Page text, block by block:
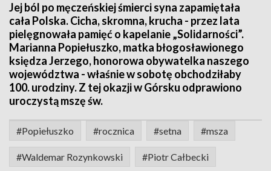
Jej ból po męczeńskiej śmierci syna zapamiętała
cała Polska. Cicha, skromna, krucha - przez lata
pielęgnowała pamięć o kapelanie „Solidarności”.
Marianna Popiełuszko, matka błogosławionego
księdza Jerzego, honorowa obywatelka naszego
województwa - właśnie w sobotę obchodziłaby
100. urodziny. Z tej okazji w Górsku odprawiono
uroczystą mszę św.
#Popiełuszko #rocznica #setna #msza
#Waldemar Rozynkowski #Piotr Całbecki